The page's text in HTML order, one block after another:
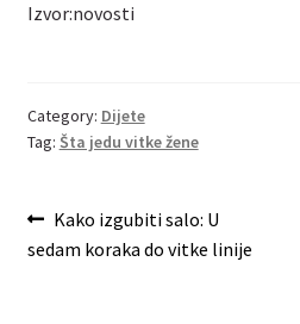
Izvor:novosti
Category: Dijete
Tag: Šta jedu vitke žene
Post
navigation
Previous
post:
Kako izgubiti salo: U
sedam koraka do vitke linije